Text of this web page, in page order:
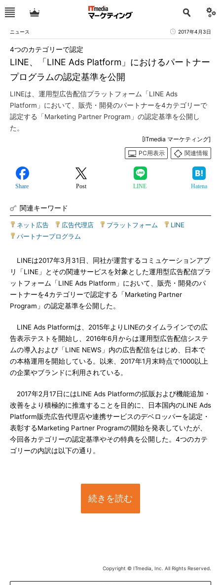
ニュース 2017年4月3日
LINE、「LINE Ads Platform」におけるパートナー
プログラムの認定基準を公開
4つのカテゴリーで認定
LINEは、運用型広告配信プラットフォーム「LINE Ads
Platform」において、販売・開発のパートナーを4カテゴリーで
認定する「Marketing Partner Program」の認定基準を公開し
た。
[ITmedia マーケティング]
PC用表示
関連情報
Share Post LINE Hatena
関連キーワード
ネット広告 広告代理店 プラットフォーム LINE
パートナープログラム
LINEは2017年3月31日、同社が運営するコミュケーションアプ
リ「LINE」とその関連サービスを対象とした運用型広告配信プラ
ットフォーム「LINE Ads Platform」において、販売・開発のパ
ートナーを4カテゴリーで認定する「Marketing Partner
Program」の認定基準を公開した。
LINE Ads Platformは、2015年よりLINEのタイムラインでの広
告表示テストを開始し、2016年6月からは運用型広告配信システ
ムの導入および「LINE NEWS」内の広告配信をはじめ、日本で
の本格運用を開始している。以来、2017年1月末時点で1000以上
の企業やブランドに利用されている。
2017年2月17日にはLINE Ads Platformの拡販および機能追加・
改善をより積極的に推進することを目的に、日本国内のLINE Ads
Platform販売広告代理店や連携サービスのデベロッパーを認定・
表彰するMarketing Partner Programの開始を発表していたが、
今回各カテゴリーの認定基準やその特典を公開した。4つのカテ
ゴリーの内訳は以下の通り。
続きを読む
Copyright © ITmedia, Inc. All Rights Reserved.